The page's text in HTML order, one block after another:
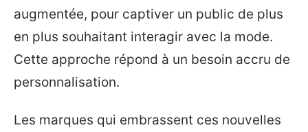
augmentée, pour captiver un public de plus
en plus souhaitant interagir avec la mode.
Cette approche répond à un besoin accru de
personnalisation.
Les marques qui embrassent ces nouvelles